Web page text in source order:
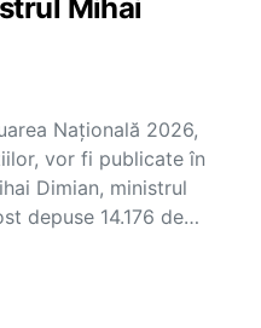
Mihai
Națională 2026,
vor fi publicate în
Dimian, ministrul
depuse 14.176 de…